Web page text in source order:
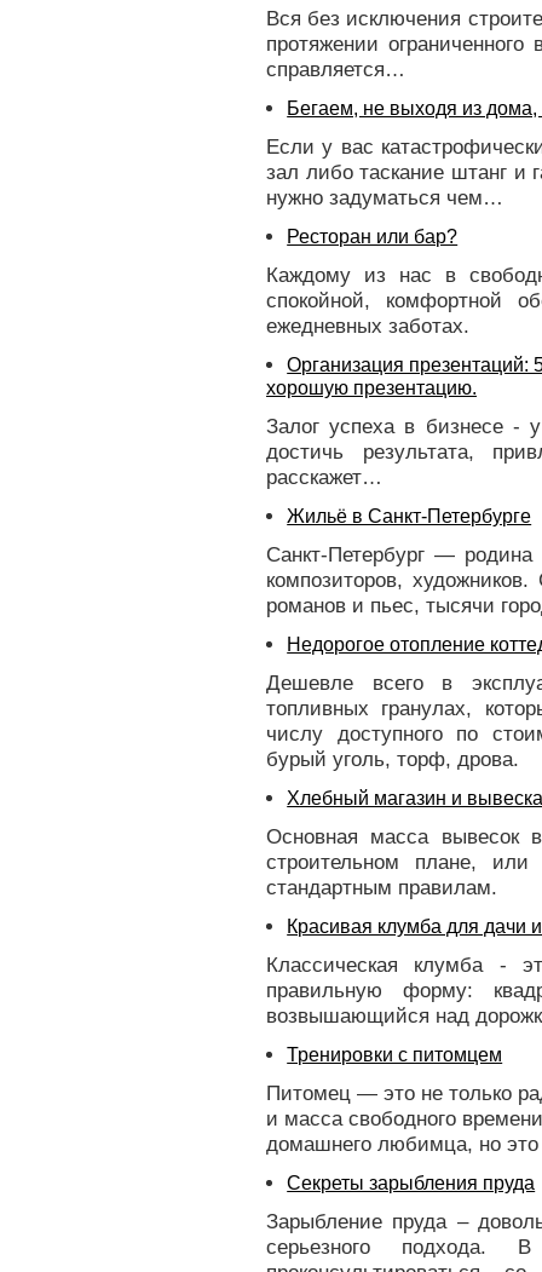
Вся без исключения
протяжении
справляется…
Бегаем, не выходя из
Если у вас
зал либо таскание штанг и
нужно задуматься чем…
Ресторан или бар?
Каждому из нас в
спокойной, комфортной
ежедневных заботах.
Организация презентаций:
хорошую презентацию.
Залог успеха в бизнесе -
достичь результата,
расскажет…
Жильё в Санкт-Петербурге
Санкт-Петербург — родина
композиторов,
романов и пьес, тысячи
Недорогое отопление
Дешевле всего в
топливных гранулах,
числу доступного по
бурый уголь, торф, дрова.
Хлебный магазин и
Основная масса вывесок
строительном плане,
стандартным правилам.
Красивая клумба для дачи
Классическая клумба -
правильную форму:
возвышающийся над
Тренировки с питомцем
Питомец — это не только
и масса свободного
домашнего любимца, но
Секреты зарыбления пруда
Зарыбление пруда –
серьезного подхода.